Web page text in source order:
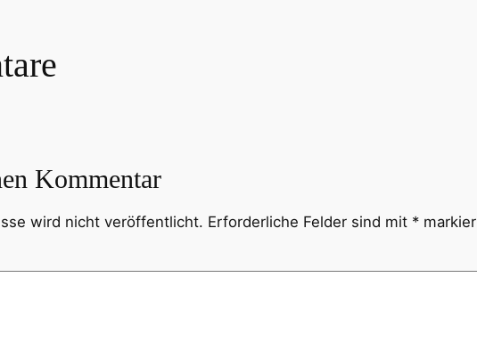
Kommentar
wird nicht veröffentlicht. Erforderliche Felder sind mit *